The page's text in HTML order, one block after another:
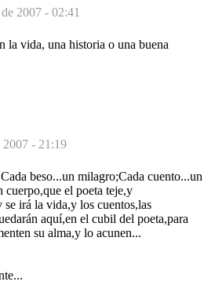
2007 - 02:41
la vida, una historia o una buena
2007 - 21:19
beso...un milagro;Cada cuento...un
cuerpo,que el poeta teje,y
se irá la vida,y los cuentos,las
aquí,en el cubil del poeta,para
su alma,y lo acunen...